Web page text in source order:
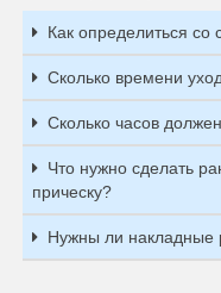
Как определиться со
Сколько времени
Сколько часов
Что нужно сделать
прическу?
Нужны ли накладные